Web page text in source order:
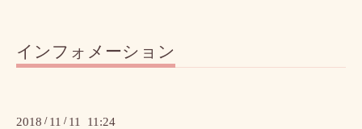
インフォメーション
2018 / 11 / 11 11:24